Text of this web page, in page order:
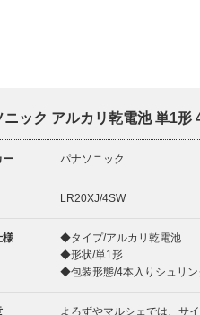
ニック アルカリ乾電池 単1形
ー パナソニック
LR20XJ/4SW
様
◆タイプ/アルカリ乾電池
◆形状/単1形
◆包装形態/4本入りシュリン
よろずやマルシェでは、サ